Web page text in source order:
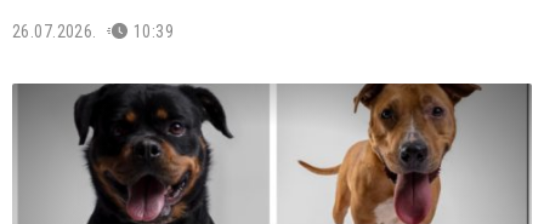
26.07.2026. 10:39